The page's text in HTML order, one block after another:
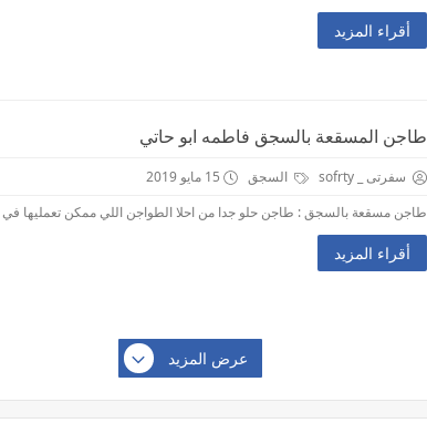
أقراء المزيد
طاجن المسقعة بالسجق فاطمه ابو حاتي
سفرتى _ sofrty السجق
15 مايو 2019
طاجن مسقعة بالسجق : طاجن حلو جدا من احلا الطواجن اللي ممكن تعمليها
أقراء المزيد
عرض المزيد